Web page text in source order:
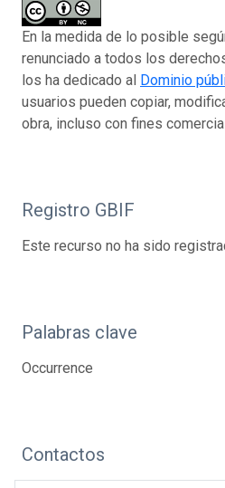
En la medida de lo posible
renunciado a todos los
los ha dedicado al Dominio
usuarios pueden copiar,
obra, incluso con fines
Registro GBIF
Este recurso no ha sido
Palabras clave
Occurrence
Contactos